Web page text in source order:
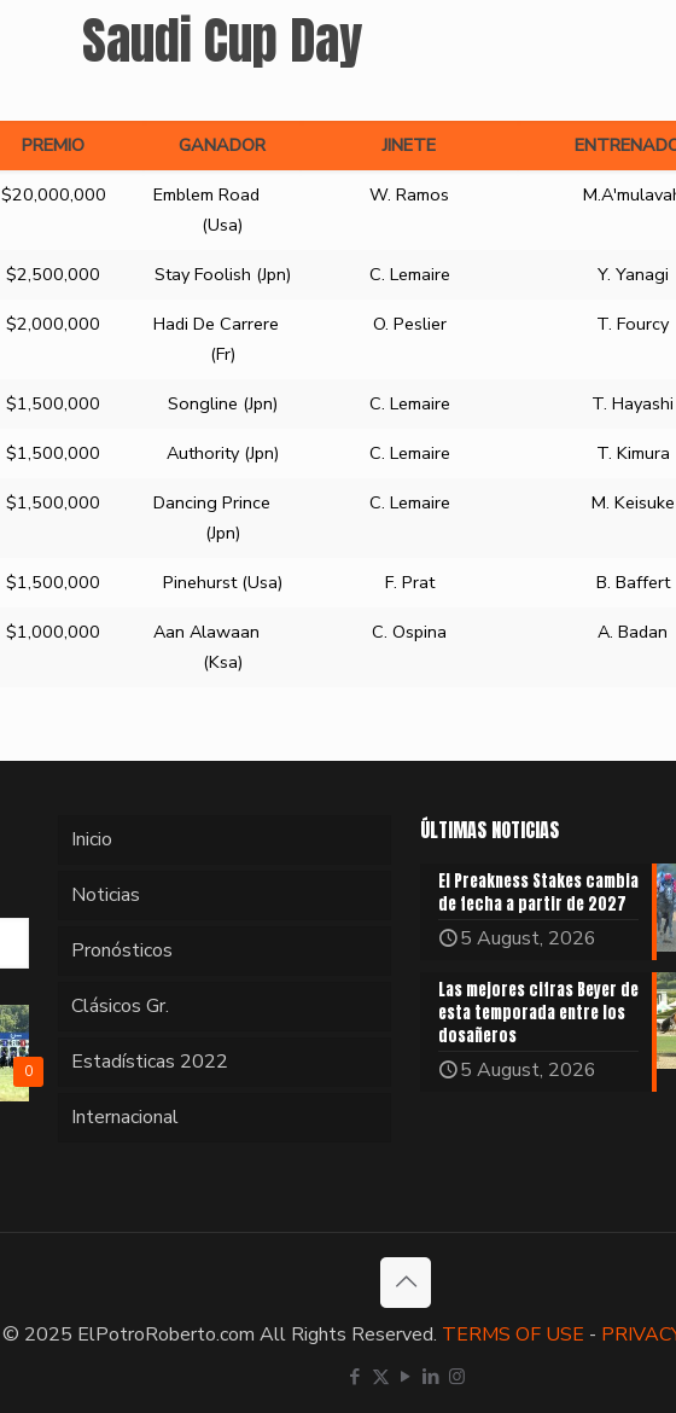
Saudi Cup Day
PREMIO GANADOR JINETE
PREMIO GANADOR JINETE
$20,000,000
Emblem Road
(Usa)
W. Ramos
$2,500,000 Stay Foolish (Jpn) C. Lemaire Y. Yanagi
$2,000,000
Hadi De Carrere
(Fr)
O. Peslier T. Fourcy
$1,500,000 Songline (Jpn) C. Lemaire T. Hayashi
$1,500,000 Authority (Jpn) C. Lemaire T. Kimura
$1,500,000
Dancing Prince
(Jpn)
C. Lemaire M. Keisuke
$1,500,000 Pinehurst (Usa) F. Prat B. Baffert
$1,000,000
Aan Alawaan
(Ksa)
C. Ospina A. Badan
0
Inicio
Noticias
Pronósticos
Clásicos Gr.
Estadísticas 2022
Internacional
ÚLTIMAS NOTICIAS
El Preakness Stakes cambia
de fecha a partir de 2027
5 August, 2026
Las mejores cifras Beyer de
esta temporada entre los
dosañeros
5 August, 2026
© 2025 ElPotroRoberto.com All Rights Reserved. TERMS OF USE -